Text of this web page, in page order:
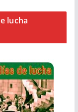
lucha